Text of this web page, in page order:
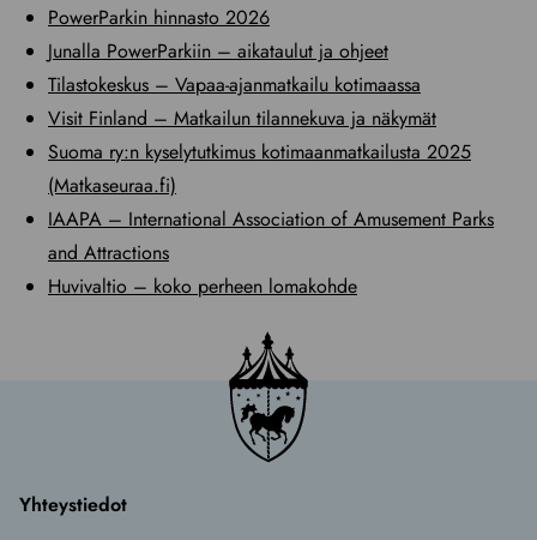
PowerParkin hinnasto 2026
Junalla PowerParkiin – aikataulut ja ohjeet
Tilastokeskus – Vapaa-ajanmatkailu kotimaassa
Visit Finland – Matkailun tilannekuva ja näkymät
Suoma ry:n kyselytutkimus kotimaanmatkailusta 2025
(Matkaseuraa.fi)
IAAPA – International Association of Amusement Parks
and Attractions
Huvivaltio – koko perheen lomakohde
Yhteystiedot